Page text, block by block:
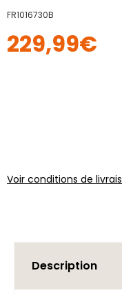
FR1016730B
229,99€
Voir conditions de
Description